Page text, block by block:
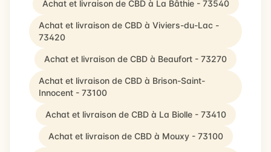
Achat et livraison de CBD à La Bâthie - 73540
Achat et livraison de CBD à Viviers-du-Lac -
73420
Achat et livraison de CBD à Beaufort - 73270
Achat et livraison de CBD à Brison-Saint-
Innocent - 73100
Achat et livraison de CBD à La Biolle - 73410
Achat et livraison de CBD à Mouxy - 73100